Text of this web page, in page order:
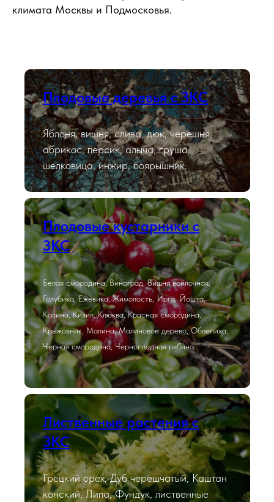
климата Москвы и Подмосковья.
Плодовые деревья с ЗКС
Яблоня, вишня, слива, дюк, черешня,
абрикос, персик, алыча, груша,
шелковица, инжир, боярышник.
Плодовые кустарники с
ЗКС
Белая смородина, Виноград, Вишня войлочная,
Голубика, Ежевика, Жимолость, Ирга, Йошта,
Калина, Кизил, Клюква, Красная смородина,
Крыжовник, Малина, Малиновое дерево, Облепиха,
Черная смородина, Черноплодная рябина.
Лиственные растения с
ЗКС
Грецкий орех, Дуб черешчатый, Каштан
конский, Липа, Фундук, лиственные